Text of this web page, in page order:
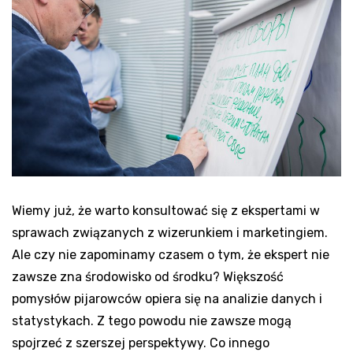
Wiemy już, że warto konsultować się z ekspertami w
sprawach związanych z wizerunkiem i marketingiem.
Ale czy nie zapominamy czasem o tym, że ekspert nie
zawsze zna środowisko od środku? Większość
pomysłów pijarowców opiera się na analizie danych i
statystykach. Z tego powodu nie zawsze mogą
spojrzeć z szerszej perspektywy. Co innego